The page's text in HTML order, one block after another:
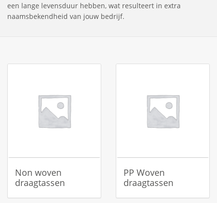
een lange levensduur hebben, wat resulteert in extra
naamsbekendheid van jouw bedrijf.
Non woven
draagtassen
PP Woven
draagtassen